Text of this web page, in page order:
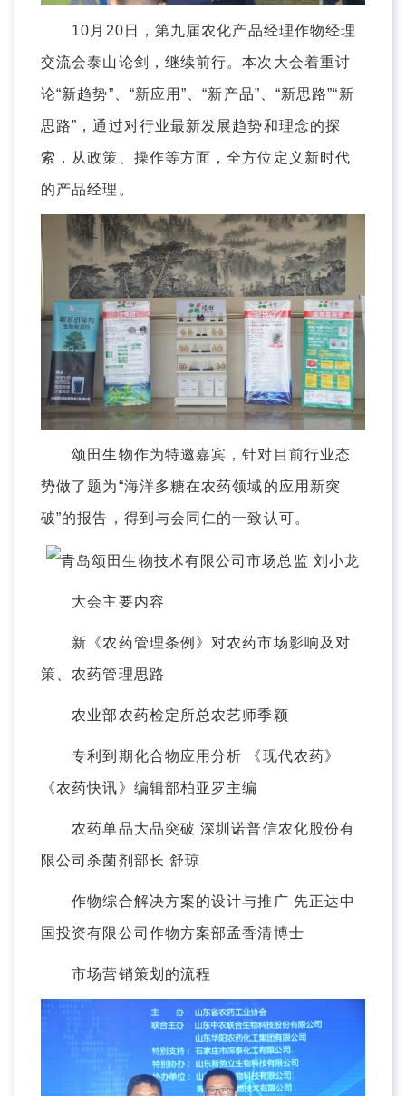
10月20日，第九届农化产品经理作物经理
交流会泰山论剑，继续前行。本次大会着重讨
论“新趋势”、“新应用”、“新产品”、“新思路”“新
思路”，通过对行业最新发展趋势和理念的探
索，从政策、操作等方面，全方位定义新时代
的产品经理。
颂田生物作为特邀嘉宾，针对目前行业态
势做了题为“海洋多糖在农药领域的应用新突
破”的报告，得到与会同仁的一致认可。
大会主要内容
新《农药管理条例》对农药市场影响及对
策、农药管理思路
农业部农药检定所总农艺师季颖
专利到期化合物应用分析 《现代农药》
《农药快讯》编辑部柏亚罗主编
农药单品大品突破 深圳诺普信农化股份有
限公司杀菌剂部长 舒琼
作物综合解决方案的设计与推广 先正达中
国投资有限公司作物方案部孟香清博士
市场营销策划的流程